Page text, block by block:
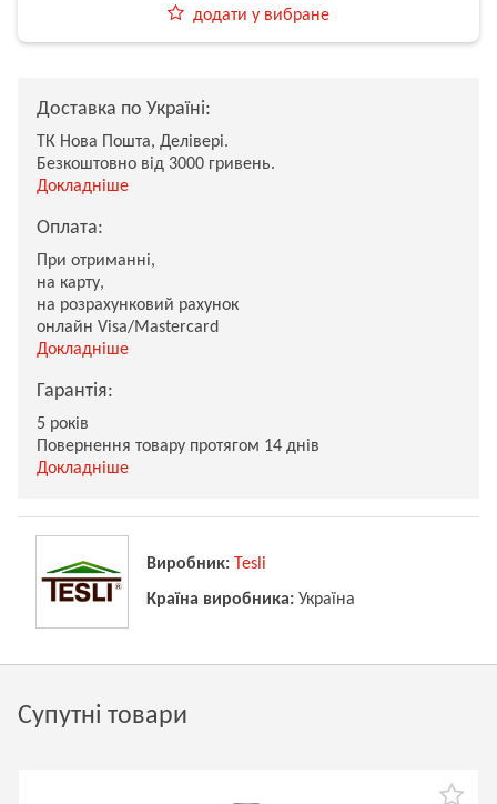
додати у вибране
Доставка по Україні:
ТК Нова Пошта, Делівері.
Безкоштовно від 3000 гривень.
Докладніше
Оплата:
При отриманні,
на карту,
на розрахунковий рахунок
онлайн Visa/Mastercard
Докладніше
Гарантія:
5 років
Повернення товару протягом 14 днів
Докладніше
Виробник: Tesli
Країна виробника: Україна
Супутні товари